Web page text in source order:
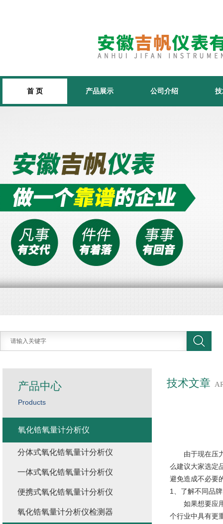
首 页 产品展示 公司介绍
技术文章
由于现在压力
么建议大家选定
避免造成不必要
1、了解不同品
如果想要应用
个行业中具有更
产品中心
Products
氧化锆氧量计分析仪
分体式氧化锆氧量计分析仪
一体式氧化锆氧量计分析仪
便携式氧化锆氧量计分析仪
氧化锆氧量计分析仪检测器